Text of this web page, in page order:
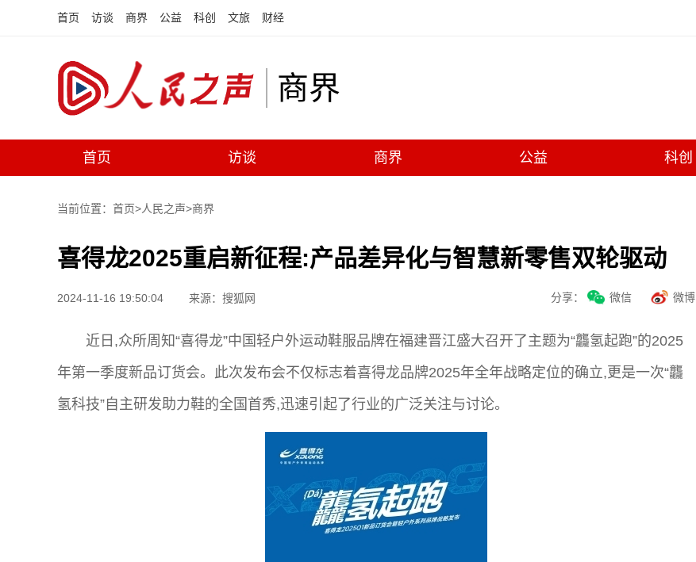
首页 访谈 商界 公益 科创 文旅 财经
商界
首页 访谈 商界 公益 科创
当前位置：首页>人民之声>商界
喜得龙2025重启新征程:产品差异化与智慧新零售双轮驱动
2024-11-16 19:50:04 来源：搜狐网 分享： 微信 微博
近日,众所周知“喜得龙”中国轻户外运动鞋服品牌在福建晋江盛大召开了主题为“龘氢起跑”的2025
年第一季度新品订货会。此次发布会不仅标志着喜得龙品牌2025年全年战略定位的确立,更是一次“龘
氢科技”自主研发助力鞋的全国首秀,迅速引起了行业的广泛关注与讨论。